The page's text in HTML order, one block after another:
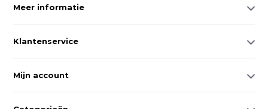
Meer informatie
Klantenservice
Mijn account